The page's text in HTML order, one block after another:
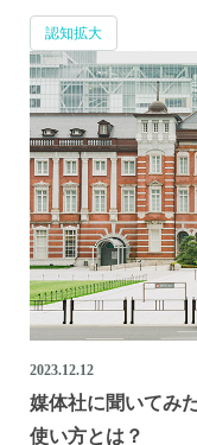
認知拡大
2023.12.12
媒体社に聞いてみ
使い方とは？